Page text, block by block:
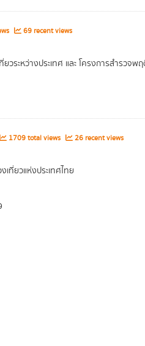
69 recent views
วระหว่างประเทศ และ โครงการสำรวจ
1709 total views 26 recent views
ที่ยวแห่งประเทศไทย